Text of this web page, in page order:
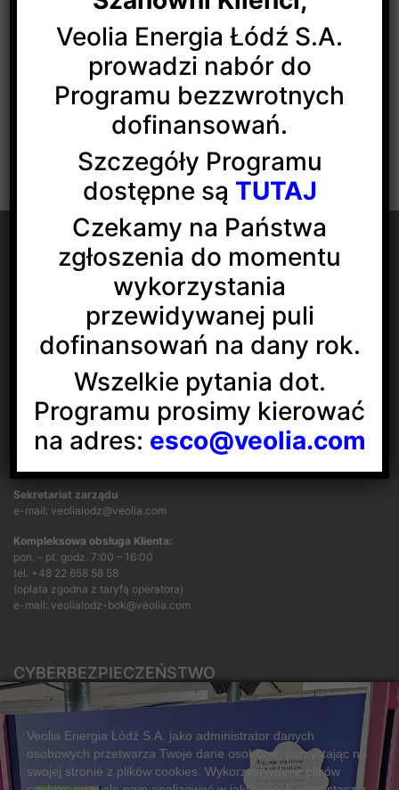
Veolia Energia Łódź S.A.
ul. J.Andrzejewskiej 5
92-550 Łódź
Social media:
Sekretariat zarządu
e-mail: veolialodz@veolia.com
Kompleksowa obsługa Klienta:
pon. – pt. godz. 7:00 – 16:00
tel. +48 22 658 58 58
(opłata zgodna z taryfą operatora)
e-mail: veolialodz-bok@veolia.com
CYBERBEZPIECZEŃSTWO
Rozwiązywanie sporów konsumenckich
ZGŁOŚ NIEPRAWIDŁOWOŚĆ
Veolia Energia Łódź S.A.
prowadzi nabór do
Programu bezzwrotnych
dofinansowań.
Szczegóły Programu
dostępne są TUTAJ
Czekamy na Państwa
zgłoszenia do momentu
wykorzystania
przewidywanej puli
dofinansowań na dany rok.
Wszelkie pytania dot.
Programu prosimy kierować
na adres: esco@veolia.com
Veolia Energia Łódź S.A. jako administrator danych
osobowych przetwarza Twoje dane osobowe, korzystając na
swojej stronie z plików cookies. Wykorzystywanie plików